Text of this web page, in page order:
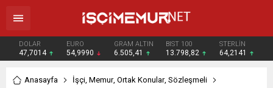
DOLAR
47,7014
EURO
54,9990
GRAM ALTIN
6.505,41
BIST 100
13.798,82
STERLİN
64,2141
Anasayfa İşçi, Memur, Ortak Konular, Sözleşmeli